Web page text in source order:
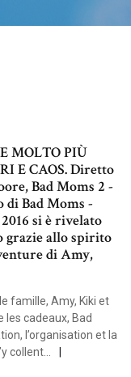
MOLTO PIÙ
E CAOS. Diretto
Bad Moms 2 -
Bad Moms -
si è rivelato
grazie allo spirito
di Amy,
famille, Amy, Kiki et
les cadeaux, Bad
l’organisation et la
collent…